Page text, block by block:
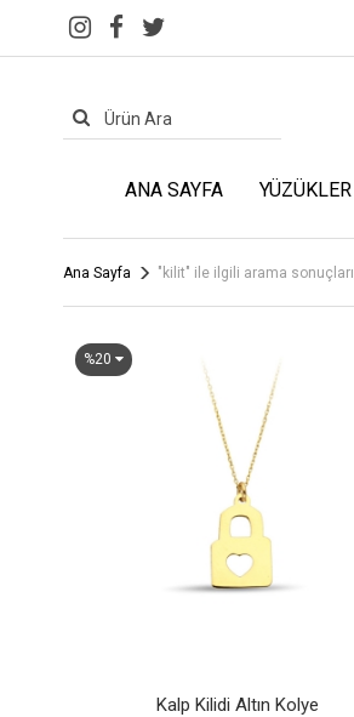
ANA SAYFA YÜZÜKLER
Ana Sayfa "kilit" ile ilgili arama sonuçları
%20
Kalp Kilidi Altın Kolye